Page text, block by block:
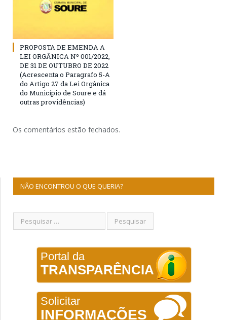
PROPOSTA DE EMENDA A
LEI ORGÂNICA Nº 001/2022,
DE 31 DE OUTUBRO DE 2022
(Acrescenta o Paragrafo 5-A
do Artigo 27 da Lei Orgânica
do Município de Soure e dá
outras providências)
Os comentários estão fechados.
NÃO ENCONTROU O QUE QUERIA?
Portal da
TRANSPARÊNCIA
Solicitar
INFORMAÇÕES